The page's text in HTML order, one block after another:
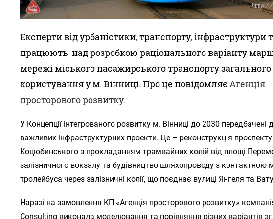
Експерти від урбаністики, транспорту, інфраструктури
працюють над розробкою раціонального варіанту
мережі міського пасажирського транспорту загального
користування у м. Вінниці. Про це повідомляєАгенція
просторового розвитку.
У Концепції інтегрованого розвитку м. Вінниці до 2030 передбачені
важливих інфраструктурних проекти. Це – реконструкція проспекту
Коцюбинського з прокладанням трамвайних колій від площі
залізничного вокзалу та будівництво шляхопроводу з контактною
тролейбуса через залізничні колії, що поєднає вулиці Янгеля та
Наразі на замовлення КП «Агенція просторового розвитку»
Consulting виконала моделювання та порівняння різних варіантів